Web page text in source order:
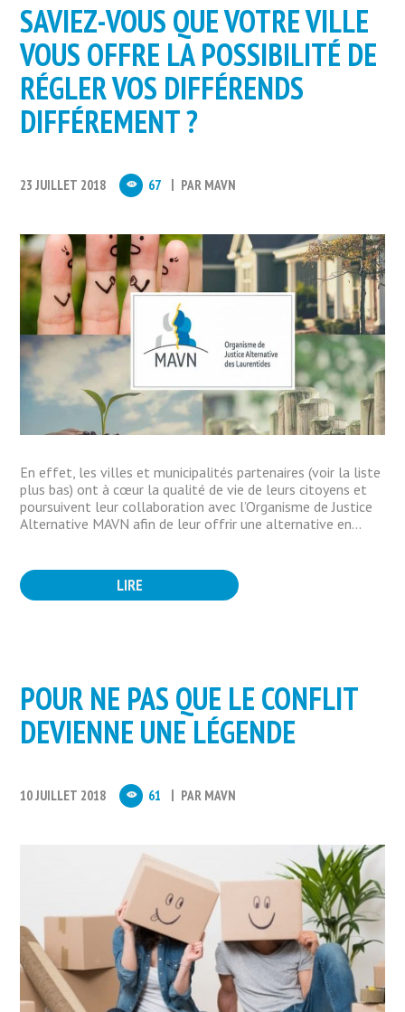
SAVIEZ-VOUS QUE VOTRE VILLE
VOUS OFFRE LA POSSIBILITÉ DE
RÉGLER VOS DIFFÉRENDS
DIFFÉREMENT ?
23 JUILLET 2018 67 PAR MAVN
En effet, les villes et municipalités partenaires (voir la liste
plus bas) ont à cœur la qualité de vie de leurs citoyens et
poursuivent leur collaboration avec l’Organisme de Justice
Alternative MAVN afin de leur offrir une alternative en...
LIRE
POUR NE PAS QUE LE CONFLIT
DEVIENNE UNE LÉGENDE
10 JUILLET 2018 61 PAR MAVN